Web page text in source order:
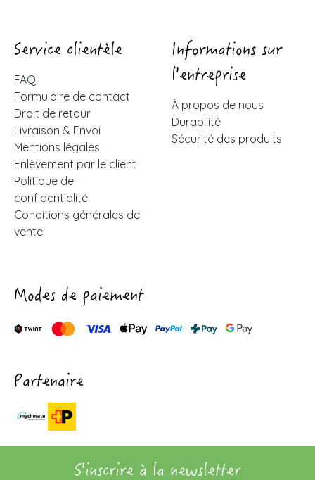
Service clientèle
FAQ
Formulaire de contact
Droit de retour
Livraison & Envoi
Mentions légales
Enlèvement par le client
Politique de
confidentialité
Conditions générales de
vente
Informations sur
l'entreprise
À propos de nous
Durabilité
Sécurité des produits
Modes de paiement
Partenaire
S'inscrire à la newsletter